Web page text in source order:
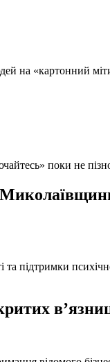
на «картонний
поки не
підтримки